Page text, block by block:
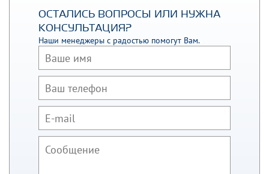
ОСТАЛИСЬ ВОПРОСЫ ИЛИ НУЖНА
КОНСУЛЬТАЦИЯ?
Наши менеджеры с радостью помогут Вам.